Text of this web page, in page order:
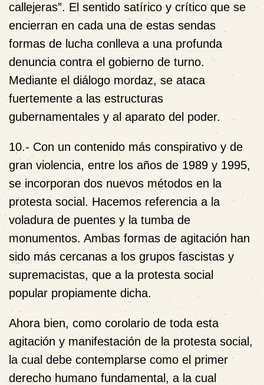
callejeras”. El sentido satírico y crítico que se
encierran en cada una de estas sendas
formas de lucha conlleva a una profunda
denuncia contra el gobierno de turno.
Mediante el diálogo mordaz, se ataca
fuertemente a las estructuras
gubernamentales y al aparato del poder.
10.- Con un contenido más conspirativo y de
gran violencia, entre los años de 1989 y 1995,
se incorporan dos nuevos métodos en la
protesta social. Hacemos referencia a la
voladura de puentes y la tumba de
monumentos. Ambas formas de agitación han
sido más cercanas a los grupos fascistas y
supremacistas, que a la protesta social
popular propiamente dicha.
Ahora bien, como corolario de toda esta
agitación y manifestación de la protesta social,
la cual debe contemplarse como el primer
derecho humano fundamental, a la cual